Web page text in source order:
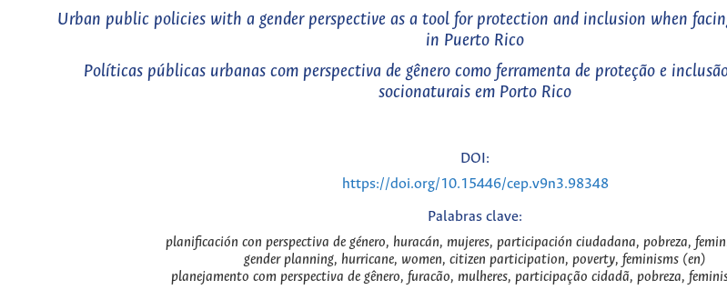
Urban public policies with a gender perspective as a tool for protection and inclusion when
in Puerto Rico
Políticas públicas urbanas com perspectiva de gênero como ferramenta de proteção e
socionaturais em Porto Rico
DOI:
https://doi.org/10.15446/cep.v9n3.98348
Palabras clave:
planificación con perspectiva de género, huracán, mujeres, participación ciudadana, pobreza,
gender planning, hurricane, women, citizen participation, poverty, feminisms (en)
planejamento com perspectiva de gênero, furacão, mulheres, participação cidadã, pobreza,